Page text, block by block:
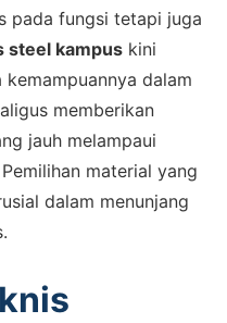
pada fungsi tetapi juga
steel kampus kini
dalam
memberikan
jauh melampaui
material yang
dalam menunjang